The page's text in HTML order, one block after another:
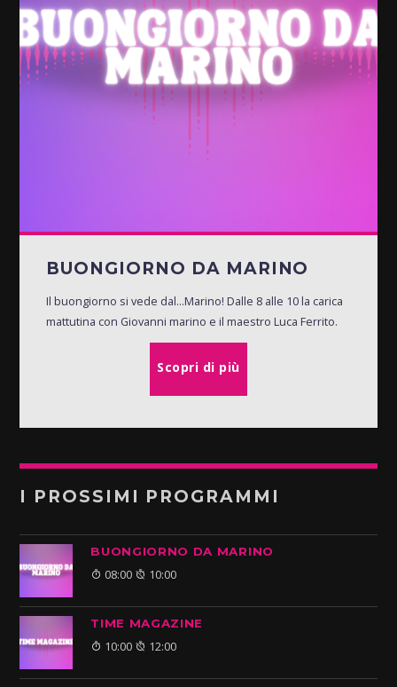
BUONGIORNO DA MARINO
Il buongiorno si vede dal...Marino! Dalle 8 alle 10 la carica
mattutina con Giovanni marino e il maestro Luca Ferrito.
Scopri di più
I PROSSIMI PROGRAMMI
BUONGIORNO DA MARINO
08:00 10:00
TIME MAGAZINE
10:00 12:00